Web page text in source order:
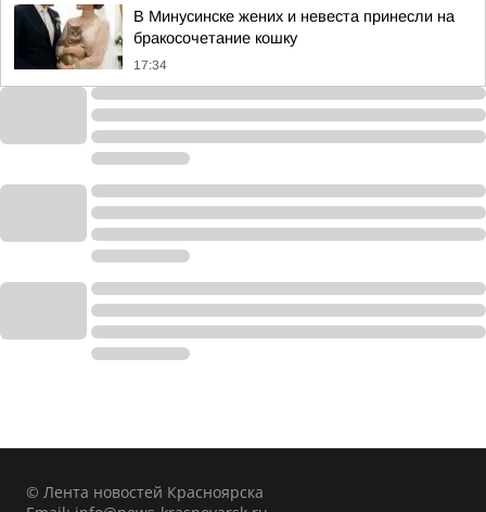
В Минусинске жених и невеста принесли на
бракосочетание кошку
17:34
© Лента новостей Красноярска